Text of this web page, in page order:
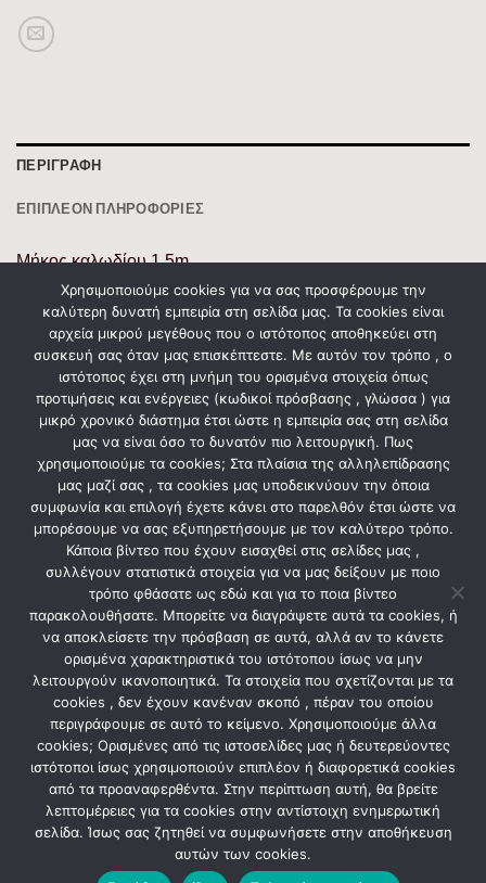
ΠΕΡΙΓΡΑΦΉ
ΕΠΙΠΛΈΟΝ ΠΛΗΡΟΦΟΡΊΕΣ
Μήκος καλωδίου 1.5m
Μέγιστο Φορτίο 3680W
Χρώμα Λευκό
Βαθμός Προστασίας IP20
Ρεύμα 16A
Θέσεις 4
Τάση 250V AC
ΣΧΕΤΙΚΆ ΠΡΟΪΌΝΤΑ
ΗΛΕΚΤΡΟΛΟΓΙΚΟ ΥΛΙΚΟ
Πολύπριζο 5 θέσεων με
διακόπτη μαύρο
ΕΞΩΤΕΡΙΚΟΎ ΤΎΠΟΥ
Πίνακας επίτοιxος Ίδη 1×9θ
xωρίς πόρτα IP30
10,70
Χρησιμοποιούμε cookies για να σας προσφέρουμε την
καλύτερη δυνατή εμπειρία στη σελίδα μας. Τα cookies είναι
αρχεία μικρού μεγέθους που ο ιστότοπος αποθηκεύει στη
συσκευή σας όταν μας επισκέπτεστε. Με αυτόν τον τρόπο , ο
ιστότοπος έχει στη μνήμη του ορισμένα στοιχεία όπως
προτιμήσεις και ενέργειες (κωδικοί πρόσβασης , γλώσσα ) για
μικρό χρονικό διάστημα έτσι ώστε η εμπειρία σας στη σελίδα
μας να είναι όσο το δυνατόν πιο λειτουργική. Πως
χρησιμοποιούμε τα cookies; Στα πλαίσια της αλληλεπίδρασης
μας μαζί σας , τα cookies μας υποδεικνύουν την όποια
συμφωνία και επιλογή έχετε κάνει στο παρελθόν έτσι ώστε να
μπορέσουμε να σας εξυπηρετήσουμε με τον καλύτερο τρόπο.
Κάποια βίντεο που έχουν εισαχθεί στις σελίδες μας ,
συλλέγουν στατιστικά στοιχεία για να μας δείξουν με ποιο
τρόπο φθάσατε ως εδώ και για το ποια βίντεο
παρακολουθήσατε. Μπορείτε να διαγράψετε αυτά τα cookies, ή
να αποκλείσετε την πρόσβαση σε αυτά, αλλά αν το κάνετε
ορισμένα χαρακτηριστικά του ιστότοπου ίσως να μην
λειτουργούν ικανοποιητικά. Τα στοιχεία που σχετίζονται με τα
cookies , δεν έχουν κανέναν σκοπό , πέραν του οποίου
περιγράφουμε σε αυτό το κείμενο. Χρησιμοποιούμε άλλα
cookies; Ορισμένες από τις ιστοσελίδες μας ή δευτερεύοντες
ιστότοποι ίσως χρησιμοποιούν επιπλέον ή διαφορετικά cookies
από τα προαναφερθέντα. Στην περίπτωση αυτή, θα βρείτε
λεπτομέρειες για τα cookies στην αντίστοιχη ενημερωτική
σελίδα. Ίσως σας ζητηθεί να συμφωνήσετε στην αποθήκευση
αυτών των cookies.